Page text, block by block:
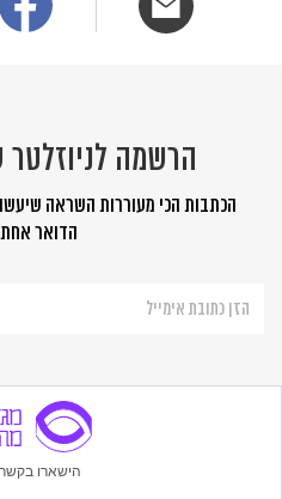
הרשמה
הכתבות הכי מעוררות השראה
הדואר
לניוזלטר
החיים
הישארו בקשר